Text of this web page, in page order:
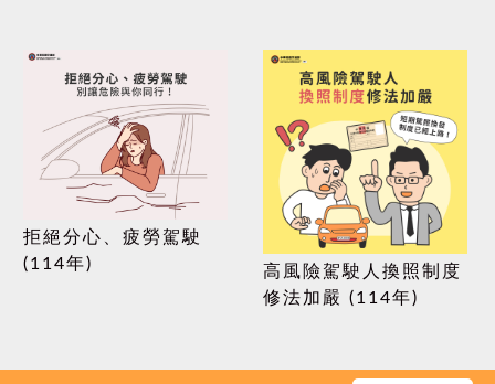
拒絕分心、疲勞駕駛
(114年)
高風險駕駛人換照制度
修法加嚴 (114年)